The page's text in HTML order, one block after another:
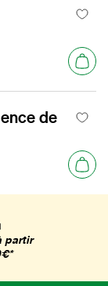
de
partir